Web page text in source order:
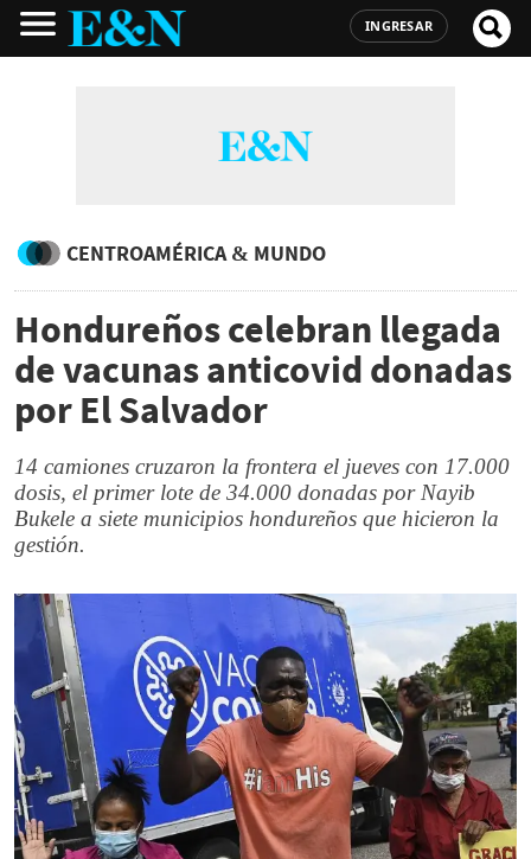
INGRESAR
CENTROAMÉRICA & MUNDO
Hondureños celebran llegada
de vacunas anticovid donadas
por El Salvador
14 camiones cruzaron la frontera el jueves con 17.000
dosis, el primer lote de 34.000 donadas por Nayib
Bukele a siete municipios hondureños que hicieron la
gestión.